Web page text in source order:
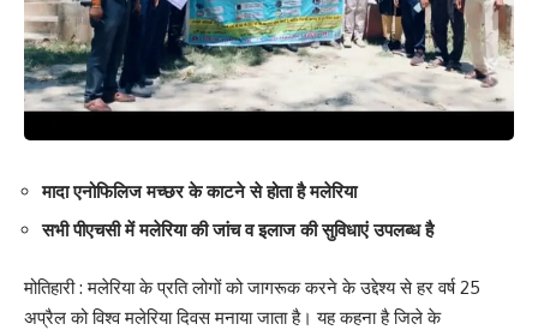
Love
0
Sad
0
Happy
0
Sleepy
0
Angry
0
Dead
0
Wink
0
Your Rating
मादा एनोफिलिज मच्छर के काटने से होता है मलेरिया
सभी पीएचसी में मलेरिया की जांच व इलाज की सुविधाएं उपलब्ध है
मोतिहारी : मलेरिया के प्रति लोगों को जागरूक करने के उद्देश्य से हर वर्ष 25
अप्रैल को विश्व मलेरिया दिवस मनाया जाता है। यह कहना है जिले के